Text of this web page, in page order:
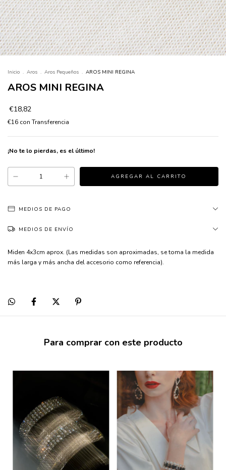
Inicio . Aros . Aros Pequeños . AROS MINI REGINA
AROS MINI REGINA
€18,82
€16 con Transferencia
¡No te lo pierdas, es el último!
MEDIOS DE PAGO
MEDIOS DE ENVÍO
Miden 4x3cm aprox. (Las medidas son aproximadas, se toma la medida
más larga y más ancha del accesorio como referencia).
Para comprar con este producto